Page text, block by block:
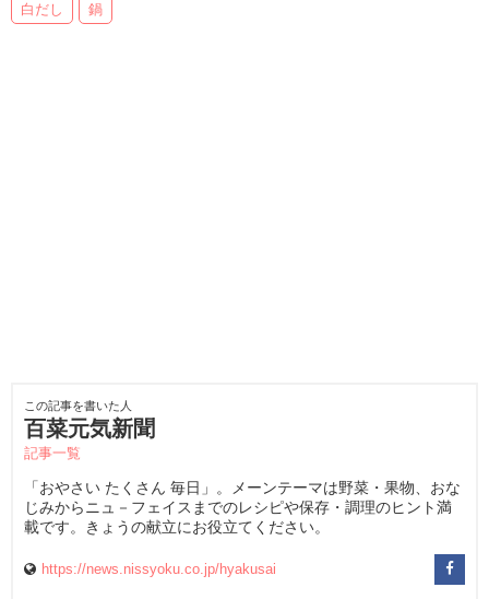
白だし 鍋
この記事を書いた人
百菜元気新聞
記事一覧
「おやさい たくさん 毎日」。メーンテーマは野菜・果物、おな
じみからニュ－フェイスまでのレシピや保存・調理のヒント満
載です。きょうの献立にお役立てください。
https://news.nissyoku.co.jp/hyakusai